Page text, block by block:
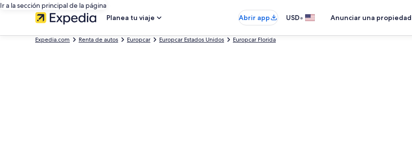
Ir a la sección principal de la página
Planea tu viaje
Abrir app USD• Anunciar una propiedad
Expedia.com Renta de autos Europcar Europcar Estados Unidos Europcar Florida